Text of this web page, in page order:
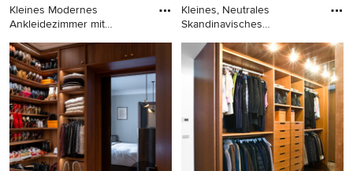
Kleines Modernes
Ankleidezimmer mit
Kleines Modernes
Ankleidezimmer mit
Ankleidebereich,
flächenbündigen
Schrankfronten, hellbraunen
Holzschränken und
Teppichboden in Köln
Kleines, Neutrales
Skandinavisches
Kleines, Neutrales
Skandinavisches
Ankleidezimmer mit
Einbauschrank, hellbraunen
Holzschränken,
Keramikboden und grauem
Boden in Valencia